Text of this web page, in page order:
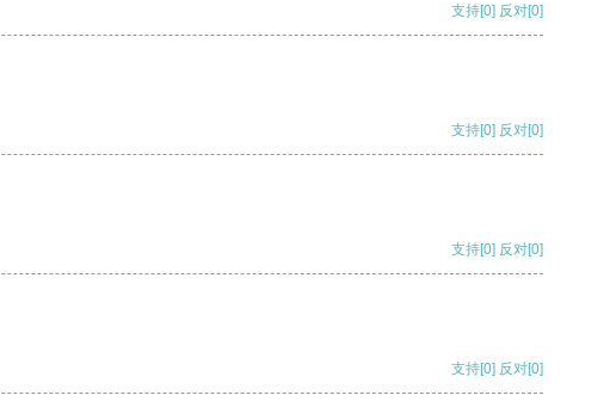
支持[0] 反对[0]
支持[0] 反对[0]
支持[0] 反对[0]
支持[0] 反对[0]